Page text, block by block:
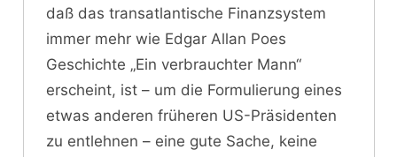
daß das transatlantische Finanzsystem
immer mehr wie Edgar Allan Poes
Geschichte „Ein verbrauchter Mann“
erscheint, ist – um die Formulierung eines
etwas anderen früheren US-Präsidenten
zu entlehnen – eine gute Sache, keine